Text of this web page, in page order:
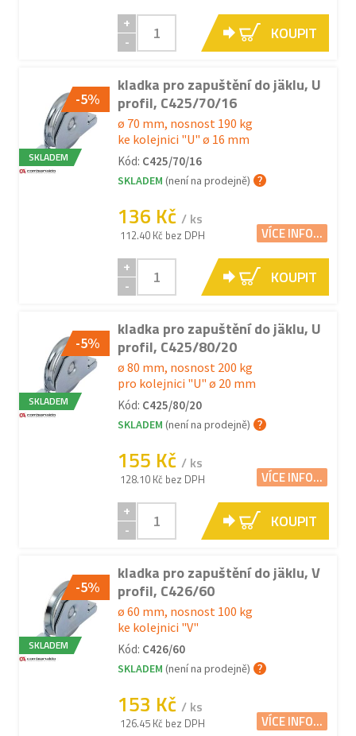
+
-
KOUPIT
-5%
SKLADEM
kladka pro zapuštění do jäklu, U
profil, C425/70/16
ø 70 mm, nosnost 190 kg
ke kolejnici "U" ø 16 mm
Kód: C425/70/16
SKLADEM (není na prodejně)
136 Kč / ks
112.40 Kč bez DPH VÍCE INFO...
+
-
KOUPIT
-5%
SKLADEM
kladka pro zapuštění do jäklu, U
profil, C425/80/20
ø 80 mm, nosnost 200 kg
pro kolejnici "U" ø 20 mm
Kód: C425/80/20
SKLADEM (není na prodejně)
155 Kč / ks
128.10 Kč bez DPH VÍCE INFO...
+
-
KOUPIT
-5%
SKLADEM
kladka pro zapuštění do jäklu, V
profil, C426/60
ø 60 mm, nosnost 100 kg
ke kolejnici "V"
Kód: C426/60
SKLADEM (není na prodejně)
153 Kč / ks
126.45 Kč bez DPH VÍCE INFO...